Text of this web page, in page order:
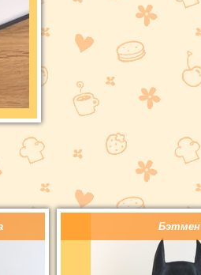
Бэтмен